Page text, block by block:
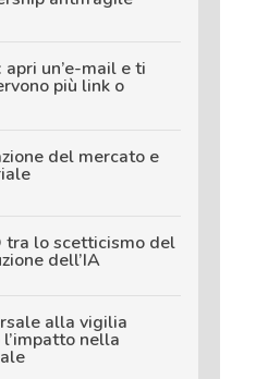
un’e-mail e ti
più link o
del mercato e
tra lo scetticismo del
dell’IA
alla vigilia
nella